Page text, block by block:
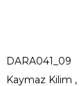
DARA041_09
Kaymaz Kilim ,